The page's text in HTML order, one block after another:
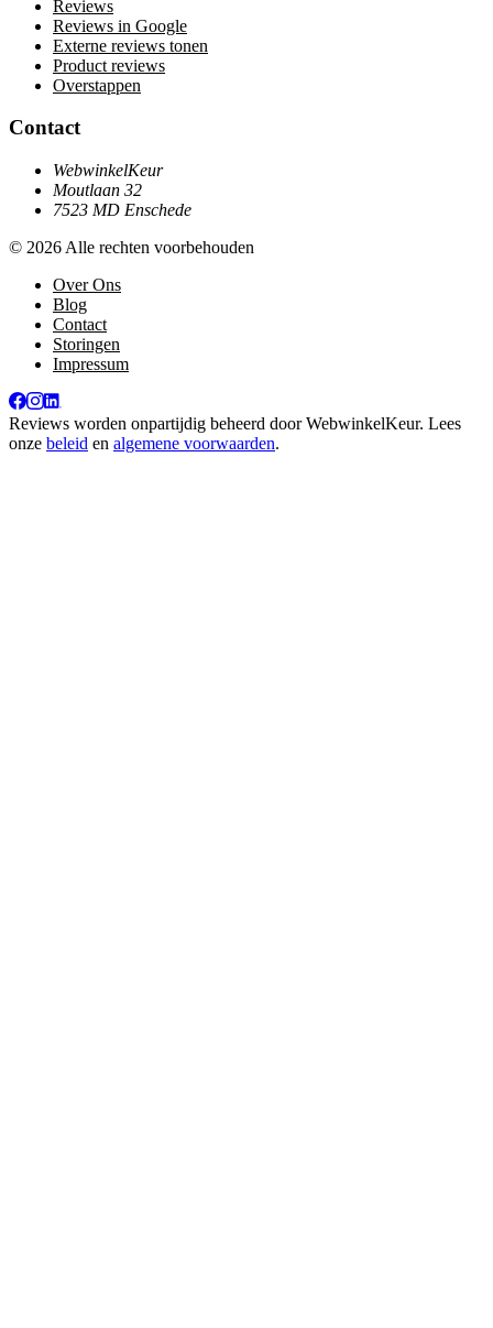
Reviews
Reviews in Google
Externe reviews tonen
Product reviews
Overstappen
Contact
WebwinkelKeur
Moutlaan 32
7523 MD Enschede
© 2026 Alle rechten voorbehouden
Over Ons
Blog
Contact
Storingen
Impressum
Reviews worden onpartijdig beheerd doorWebwinkelKeur. Lees
onze beleid en algemene voorwaarden.